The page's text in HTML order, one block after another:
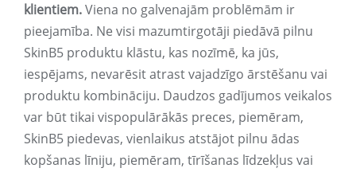
klientiem.Viena no galvenajām problēmām ir
pieejamība. Ne visi mazumtirgotāji piedāvā pilnu
SkinB5 produktu klāstu, kas nozīmē, ka jūs,
iespējams, nevarēsit atrast vajadzīgo ārstēšanu vai
produktu kombināciju. Daudzos gadījumos veikalos
var būt tikai vispopulārākās preces, piemēram,
SkinB5 piedevas, vienlaikus atstājot pilnu ādas
kopšanas līniju, piemēram, tīrīšanas līdzekļus vai